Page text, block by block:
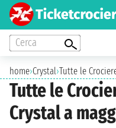
Cerca
home›Crystal›Tutte le
Tutte le
Crystal a